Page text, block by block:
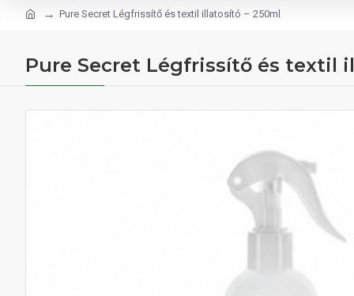
Pure Secret Légfrissítő és textil illatosító – 250ml
Pure Secret Légfrissítő és textil